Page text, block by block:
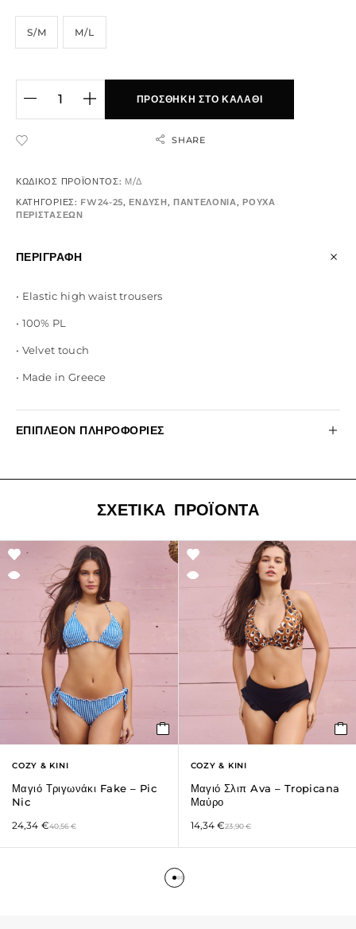
S/M M/L
ΠΡΟΣΘΉΚΗ ΣΤΟ ΚΑΛΆΘΙ
SHARE
ΚΩΔΙΚΌΣ ΠΡΟΪΌΝΤΟΣ: Μ/Δ
ΚΑΤΗΓΟΡΊΕΣ: FW24-25,ΕΝΔΥΣΗ, ΠΑΝΤΕΛΟΝΙΑ,ΡΟΥΧΑ
ΠΕΡΙΣΤΑΣΕΩΝ
ΠΕΡΙΓΡΑΦΉ
• Elastic high waist trousers
• 100% PL
• Velvet touch
• Made in Greece
ΕΠΙΠΛΈΟΝ ΠΛΗΡΟΦΟΡΊΕΣ
ΣΧΕΤΙΚΆ ΠΡΟΪΌΝΤΑ
COZY & KINI
Μαγιό Τριγωνάκι Fake – Pic
Nic
40,56€
24,34 €
COZY & KINI
Μαγιό Σλιπ Ava – Tropicana
Μαύρο
23,90€
14,34€